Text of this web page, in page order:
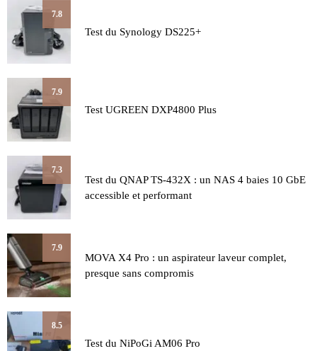
7.8
Test du Synology DS225+
7.9
Test UGREEN DXP4800 Plus
7.3
Test du QNAP TS-432X : un NAS 4 baies 10 GbE
accessible et performant
7.9
MOVA X4 Pro : un aspirateur laveur complet,
presque sans compromis
8.5
Test du NiPoGi AM06 Pro